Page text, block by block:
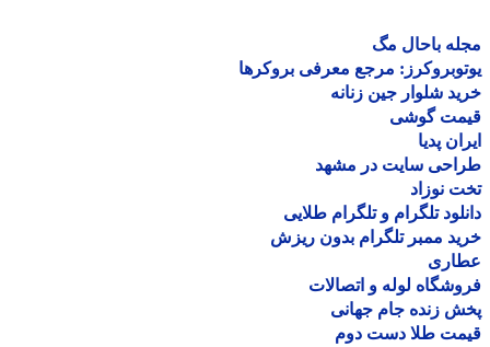
باحال مگ
مرجع معرفی بروکرها
شلوار جین زنانه
گوشی
پدیا
سایت در مشهد
نوزاد
تلگرام و تلگرام طلایی
ممبر تلگرام بدون ریزش
لوله و اتصالات
زنده جام جهانی
طلا دست دوم